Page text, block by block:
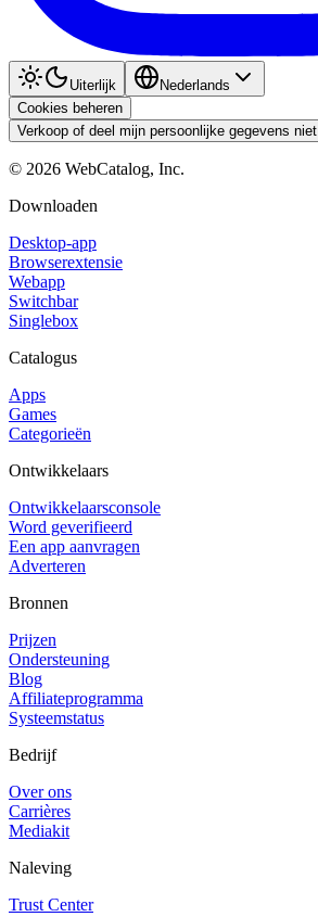
Uiterlijk
Nederlands
Cookies beheren
Verkoop of deel mijn persoonlijke gegevens niet
© 2026 WebCatalog, Inc.
Downloaden
Desktop-app
Browserextensie
Webapp
Switchbar
Singlebox
Catalogus
Apps
Games
Categorieën
Ontwikkelaars
Ontwikkelaarsconsole
Word geverifieerd
Een app aanvragen
Adverteren
Bronnen
Prijzen
Ondersteuning
Blog
Affiliateprogramma
Systeemstatus
Bedrijf
Over ons
Carrières
Mediakit
Naleving
Trust Center